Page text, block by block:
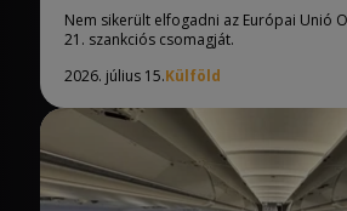
Nem sikerült elfogadni az Európai Unió
21. szankciós csomagját.
2026. július 15.Külföld